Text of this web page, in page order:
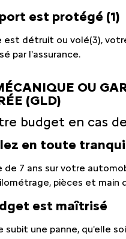
est protégé (1)
est détruit ou volé(3),
par l'assurance.
OU
(GLD)
budget en cas
en toute
de 7 ans sur votre
pièces et main
est maîtrisé
subit une panne, qu'elle